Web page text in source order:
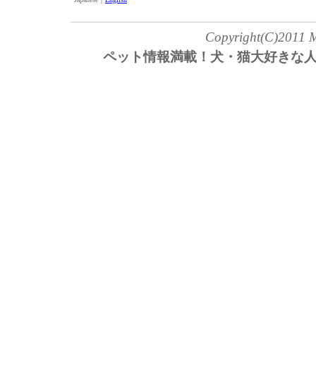
Copyright(C)2011
ペット情報満載！犬・猫大好きな